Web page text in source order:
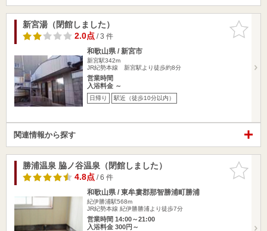
お気に入
りに追加
新宮湯（閉館しました）
2.0点/ 3 件
和歌山県 / 新宮市
新宮駅342m
JR紀勢本線 新宮駅より徒歩約8分
営業時間
入浴料金 ～
日帰り 駅近（徒歩10分以内）
関連情報から探す
お気に入
りに追加
勝浦温泉 脇ノ谷温泉（閉館しました）
4.8点/ 6 件
和歌山県 / 東牟婁郡那智勝浦町勝浦
紀伊勝浦駅568m
JR紀勢本線 紀伊勝勝浦より徒歩7分
営業時間 14:00～21:00
入浴料金 300円～